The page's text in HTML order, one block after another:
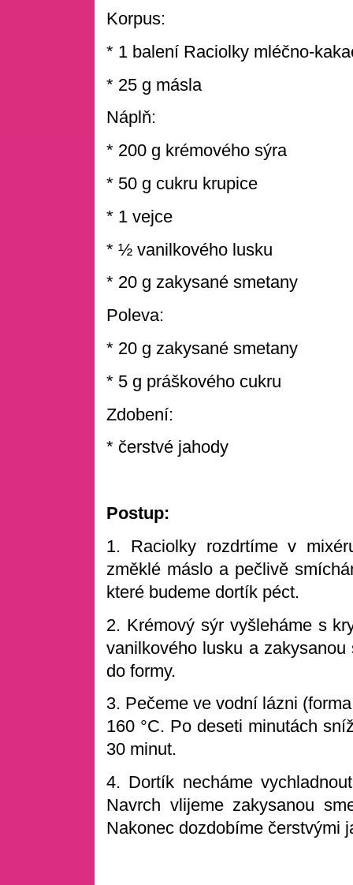
Korpus:
* 1 balení Raciolky mléčno-
* 25 g másla
Náplň:
* 200 g krémového sýra
* 50 g cukru krupice
* 1 vejce
* ½ vanilkového lusku
* 20 g zakysané smetany
Poleva:
* 20 g zakysané smetany
* 5 g práškového cukru
Zdobení:
* čerstvé jahody
Postup:
1. Raciolky rozdrtíme v
změklé máslo a pečlivě
které budeme dortík péct.
2. Krémový sýr vyšleháme s
vanilkového lusku a
do formy.
3. Pečeme ve vodní lázni
160 °C. Po deseti minutách
30 minut.
4. Dortík necháme
Navrch vlijeme zakysanou
Nakonec dozdobíme čerstvými